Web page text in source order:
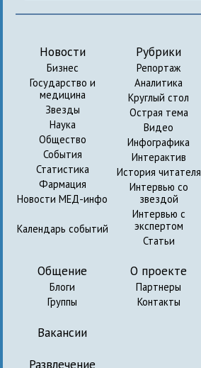
Новости
Бизнес
Государство и
медицина
Звезды
Наука
Общество
События
Статистика
Фармация
Новости МЕД-инфо
Календарь событий
Рубрики
Репортаж
Аналитика
Круглый стол
Острая тема
Видео
Инфографика
Интерактив
История читателя
Интервью со
звездой
Интервью с
экспертом
Статьи
Общение
Блоги
Группы
Вакансии
Развлечение
О проекте
Партнеры
Контакты